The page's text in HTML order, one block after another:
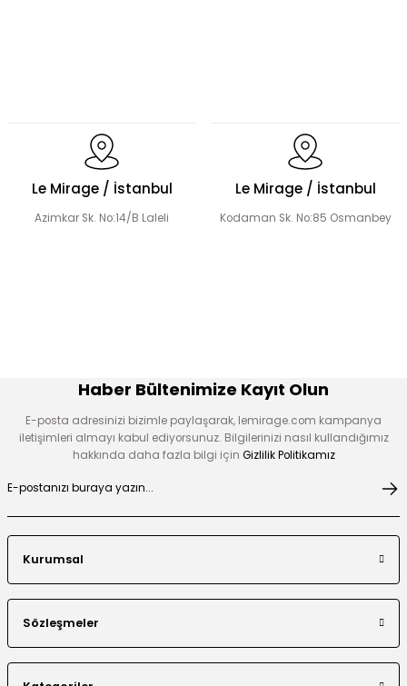
Le Mirage / İstanbul
Azimkar Sk. No:14/B Laleli
Le Mirage / İstanbul
Kodaman Sk. No:85 Osmanbey
Haber Bültenimize Kayıt Olun
E-posta adresinizi bizimle paylaşarak, lemirage.com kampanya
iletişimleri almayı kabul ediyorsunuz. Bilgilerinizi nasıl kullandığımız
hakkında daha fazla bilgi için Gizlilik Politikamız
Kurumsal
Sözleşmeler